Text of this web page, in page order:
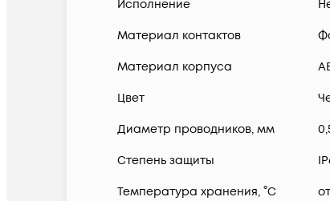
Исполнение
Материал контактов
Материал корпуса
Цвет
Диаметр проводников, мм
Степень защиты
Температура хранения, °C